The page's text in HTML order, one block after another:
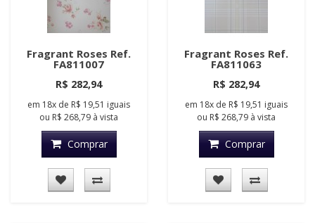
Fragrant Roses Ref.
FA811007
R$ 282,94
em 18x de R$ 19,51 iguais
ou R$ 268,79 à vista
Comprar
Fragrant Roses Ref.
FA811063
R$ 282,94
em 18x de R$ 19,51 iguais
ou R$ 268,79 à vista
Comprar